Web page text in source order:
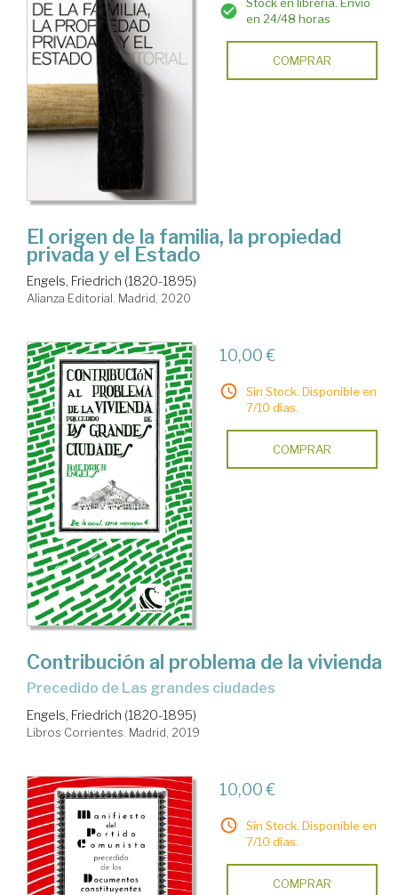
en 24/48 horas
COMPRAR
El origen de la familia, la propiedad
privada y el Estado
Engels, Friedrich (1820-1895)
Alianza Editorial. Madrid, 2020
10,00 €
Sin Stock. Disponible en
7/10 días.
COMPRAR
Contribución al problema de la vivienda
precedido de Las grandes ciudades
Engels, Friedrich (1820-1895)
Libros Corrientes. Madrid, 2019
10,00 €
Sin Stock. Disponible en
7/10 días.
COMPRAR